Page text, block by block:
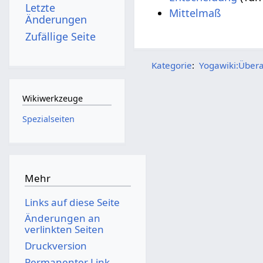
Mittelmaß
Kategorie:
Letzte
Änderungen
Zufällige Seite
Wikiwerkzeuge
Spezialseiten
Mehr
Links auf diese Seite
Änderungen an
verlinkten Seiten
Druckversion